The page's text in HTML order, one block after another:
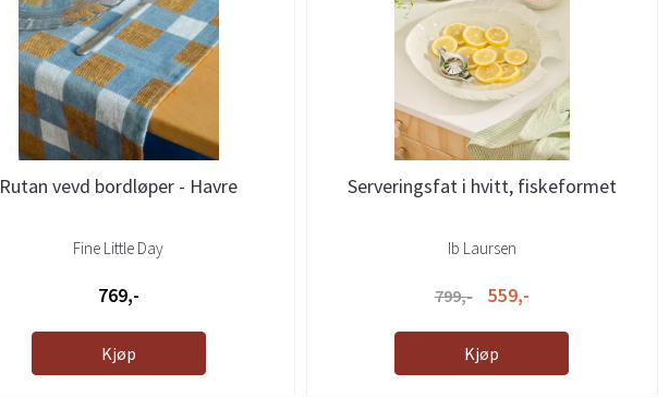
Rutan vevd bordløper - Havre
Fine Little Day
769,-
Kjøp
Serveringsfat i hvitt, fiskeformet
Ib Laursen
799,- 559,-
Kjøp